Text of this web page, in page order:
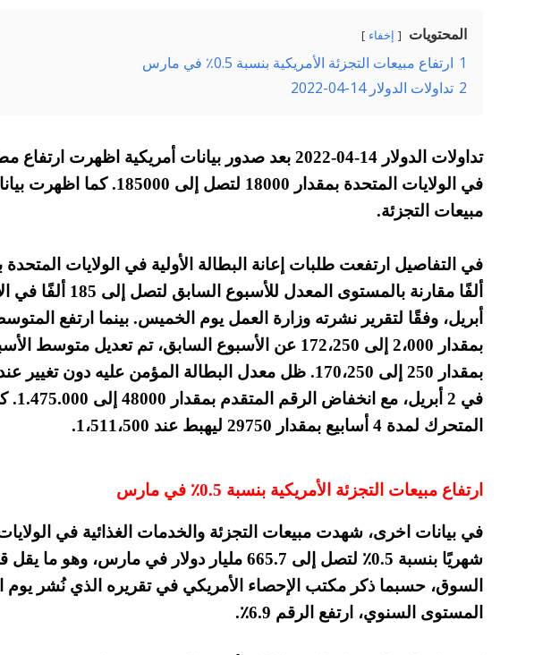
المحتويات إخفاء
1 ارتفاع مبيعات التجزئة الأمريكية بنسبة 0.5٪ في مارس
2 تداولات الدولار 14-04-2022
تداولات الدولار 14-04-2022 بعد صدور بيانات أمريكية اظهرت
في الولايات المتحدة بمقدار 18000 لتصل
مبيعات التجزئة.
أبريل، وفقًا لتقرير نشرته وزارة العمل يوم الخميس. بينما ارتفع
بمقدار 2،000 إلى 172،250 عن الأسبوع السابق، تم تعديل
بمقدار 250 إلى 170،250.
في 2
المتحرك لمدة 4 أسابيع بمقدار 29750 ليهبط عند 1،511،500.
ارتفاع مبيعات التجزئة الأمريكية بنسبة 0.5٪ في مارس
في بيانات اخرى، شهدت مبيعات التجزئة والخدمات الغذائية في الولايات
شهريًا بنسبة 0.5٪ لتصل إلى 665.7 مليار دولار في مارس،
السوق، حسبما ذكر مكتب الإحصاء الأمريكي في تقريره الذي نُشر
المستوى السنوي، ارتفع الرقم 6.9٪.